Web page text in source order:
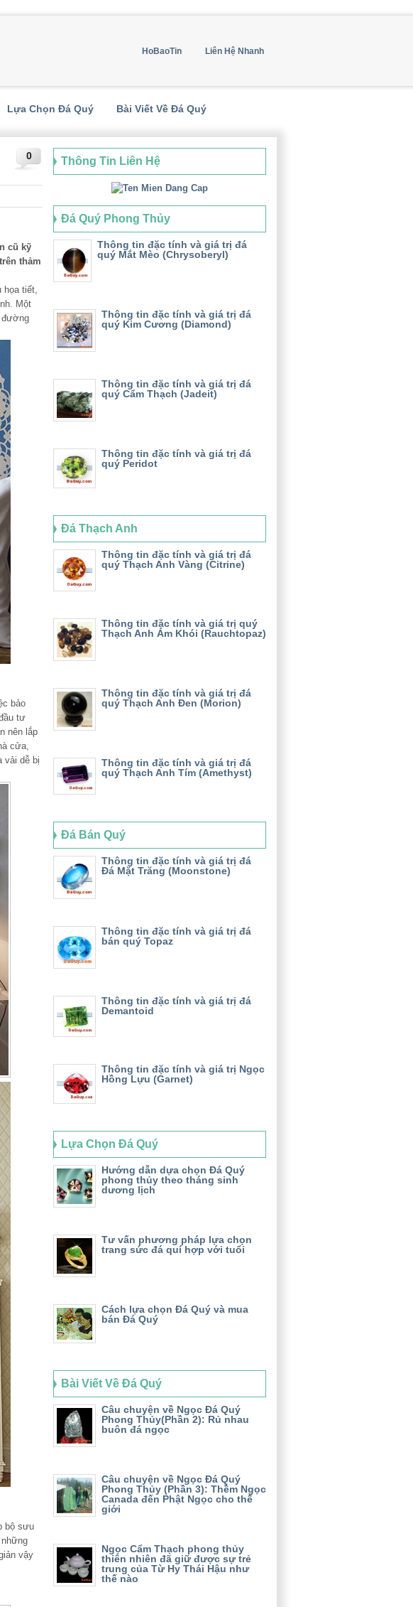
HoBaoTin Liên Hệ Nhanh
Lựa Chọn Đá Quý Bài Viết Về Đá Quý
0
cũ kỹ
thảm
tiết,
Một
đường
bảo
tư
nên lắp
cửa,
vải dễ bị
bộ sưu
vậy
Thông Tin Liên Hệ
Đá Quý Phong Thủy
Thông tin đặc tính và giá trị đá
quý Mắt Mèo (Chrysoberyl)
Thông tin đặc tính và giá trị đá
quý Kim Cương (Diamond)
Thông tin đặc tính và giá trị đá
quý Cẩm Thạch (Jadeit)
Thông tin đặc tính và giá trị đá
quý Peridot
Đá Thạch Anh
Thông tin đặc tính và giá trị đá
quý Thạch Anh Vàng (Citrine)
Thông tin đặc tính và giá trị quý
Thạch Anh Ám Khói (Rauchtopaz)
Thông tin đặc tính và giá trị đá
quý Thạch Anh Đen (Morion)
Thông tin đặc tính và giá trị đá
quý Thạch Anh Tím (Amethyst)
Đá Bán Quý
Thông tin đặc tính và giá trị đá
Đá Mặt Trăng (Moonstone)
Thông tin đặc tính và giá trị đá
bán quý Topaz
Thông tin đặc tính và giá trị đá
Demantoid
Thông tin đặc tính và giá trị Ngọc
Hồng Lựu (Garnet)
Lựa Chọn Đá Quý
Hướng dẫn dựa chọn Đá Quý
phong thủy theo tháng sinh
dương lịch
Tư vấn phương pháp lựa chọn
trang sức đá quí hợp với tuổi
Cách lựa chọn Đá Quý và mua
bán Đá Quý
Bài Viết Về Đá Quý
Câu chuyện về Ngọc Đá Quý
Phong Thủy(Phần 2): Rủ nhau
buôn đá ngọc
Câu chuyện về Ngọc Đá Quý
Phong Thủy (Phần 3): Thềm Ngọc
Canada đến Phật Ngọc cho thế
giới
Ngọc Cẩm Thạch phong thủy
thiên nhiên đã giữ được sự trẻ
trung của Từ Hy Thái Hậu như
thế nào